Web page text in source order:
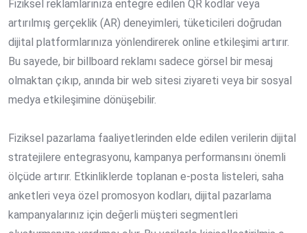
Fiziksel reklamlarınıza entegre edilen QR kodlar veya
artırılmış gerçeklik (AR) deneyimleri, tüketicileri doğrudan
dijital platformlarınıza yönlendirerek online etkileşimi artırır.
Bu sayede, bir billboard reklamı sadece görsel bir mesaj
olmaktan çıkıp, anında bir web sitesi ziyareti veya bir sosyal
medya etkileşimine dönüşebilir.
Fiziksel pazarlama faaliyetlerinden elde edilen verilerin dijital
stratejilere entegrasyonu, kampanya performansını önemli
ölçüde artırır. Etkinliklerde toplanan e-posta listeleri, saha
anketleri veya özel promosyon kodları, dijital pazarlama
kampanyalarınız için değerli müşteri segmentleri